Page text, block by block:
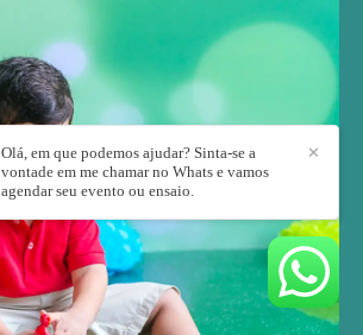
✕
Olá, em que podemos ajudar? Sinta-se a
vontade em me chamar no Whats e vamos
agendar seu evento ou ensaio.